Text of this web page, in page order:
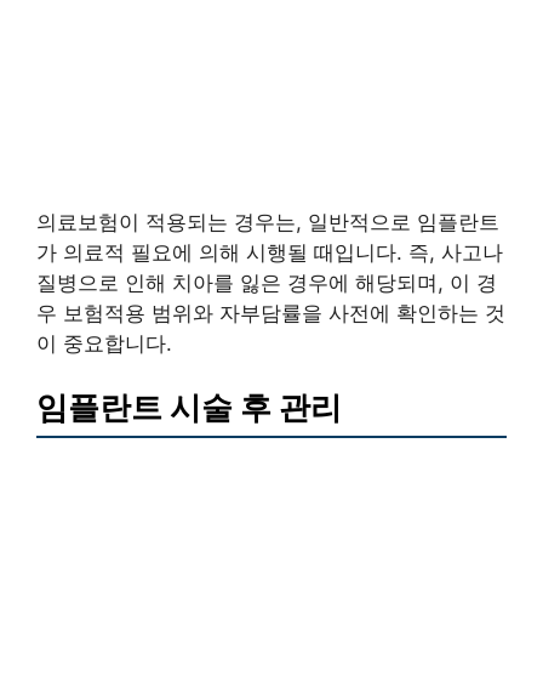
의료보험이 적용되는 경우는, 일반적으로 임플란트
가 의료적 필요에 의해 시행될 때입니다. 즉, 사고나
질병으로 인해 치아를 잃은 경우에 해당되며, 이 경
우 보험적용 범위와 자부담률을 사전에 확인하는 것
이 중요합니다.
임플란트 시술 후 관리